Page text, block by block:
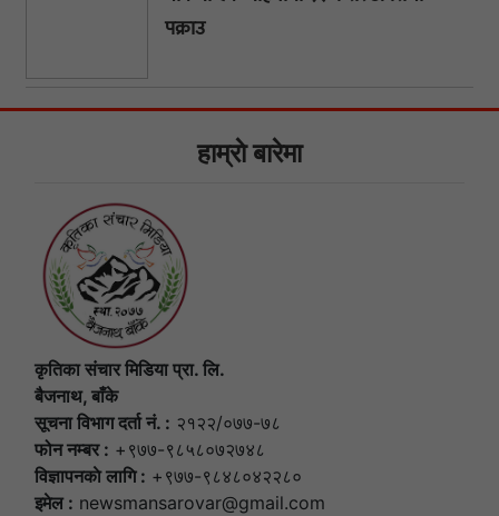
पक्राउ
हाम्राे बारेमा
कृतिका संचार मिडिया प्रा. लि.
बैजनाथ, बाँके
सूचना विभाग दर्ता नं. : २१२२/०७७-७८
फोन नम्बर : +९७७-९८५८०७२७४८
विज्ञापनकाे लागि : +९७७-९८४८०४२२८०
इमेल : newsmansarovar@gmail.com